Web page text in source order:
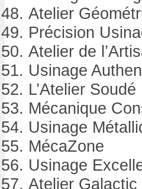
Atelier
Précision
Atelier de
Usinage
L’Atelier Soudé
Mécanique
Usinage
MécaZone
Usinage
Atelier Galactic